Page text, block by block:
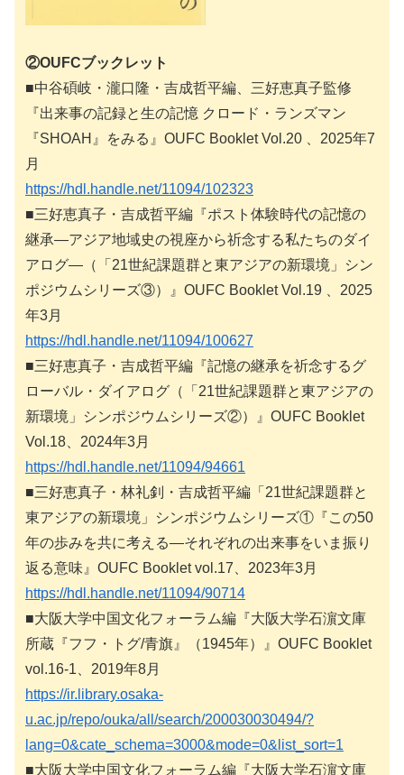
②OUFCブックレット
■中谷碩岐・瀧口隆・吉成哲平編、三好恵真子監修
『出来事の記録と生の記憶 クロード・ランズマン
『SHOAH』をみる』OUFC Booklet Vol.20 、2025年7
月
https://hdl.handle.net/11094/102323
■三好恵真子・吉成哲平編『ポスト体験時代の記憶の
継承―アジア地域史の視座から祈念する私たちのダイ
アログ―（「21世紀課題群と東アジアの新環境」シン
ポジウムシリーズ③）』OUFC Booklet Vol.19 、2025
年3月
https://hdl.handle.net/11094/100627
■三好恵真子・吉成哲平編『記憶の継承を祈念するグ
ローバル・ダイアログ（「21世紀課題群と東アジアの
新環境」シンポジウムシリーズ②）』OUFC Booklet
Vol.18、2024年3月
https://hdl.handle.net/11094/94661
■三好恵真子・林礼釗・吉成哲平編「21世紀課題群と
東アジアの新環境」シンポジウムシリーズ①『この50
年の歩みを共に考える―それぞれの出来事をいま振り
返る意味』OUFC Booklet vol.17、2023年3月
https://hdl.handle.net/11094/90714
■大阪大学中国文化フォーラム編『大阪大学石濵文庫
所蔵『フフ・トグ/青旗』（1945年）』OUFC Booklet
vol.16-1、2019年8月
https://ir.library.osaka-
u.ac.jp/repo/ouka/all/search/200030030494/?
lang=0&cate_schema=3000&mode=0&list_sort=1
■大阪大学中国文化フォーラム編『大阪大学石濵文庫